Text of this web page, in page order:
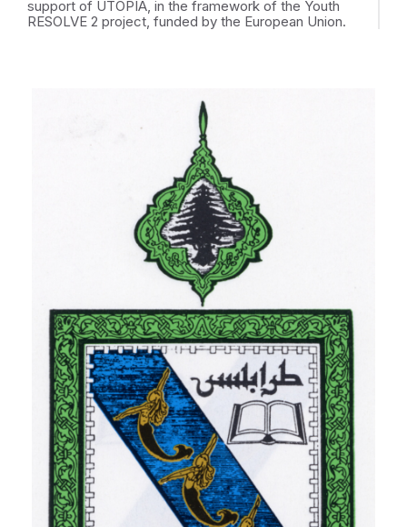
support of UTOPIA, in the framework of the Youth
RESOLVE 2 project, funded by the European Union.